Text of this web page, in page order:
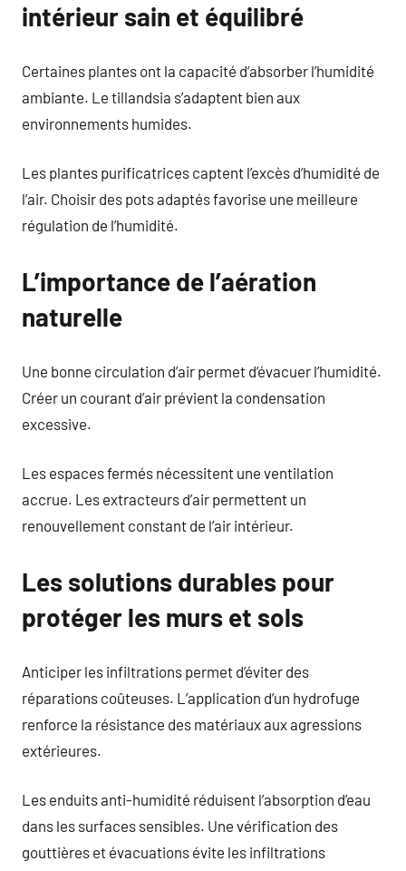
intérieur sain et équilibré
Certaines plantes ont la capacité d’absorber l’humidité
ambiante. Le tillandsia s’adaptent bien aux
environnements humides.
Les plantes purificatrices captent l’excès d’humidité de
l’air. Choisir des pots adaptés favorise une meilleure
régulation de l’humidité.
L’importance de l’aération
naturelle
Une bonne circulation d’air permet d’évacuer l’humidité.
Créer un courant d’air prévient la condensation
excessive.
Les espaces fermés nécessitent une ventilation
accrue. Les extracteurs d’air permettent un
renouvellement constant de l’air intérieur.
Les solutions durables pour
protéger les murs et sols
Anticiper les infiltrations permet d’éviter des
réparations coûteuses. L’application d’un hydrofuge
renforce la résistance des matériaux aux agressions
extérieures.
Les enduits anti-humidité réduisent l’absorption d’eau
dans les surfaces sensibles. Une vérification des
gouttières et évacuations évite les infiltrations